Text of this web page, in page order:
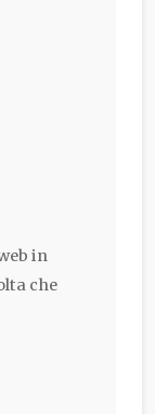
in
che